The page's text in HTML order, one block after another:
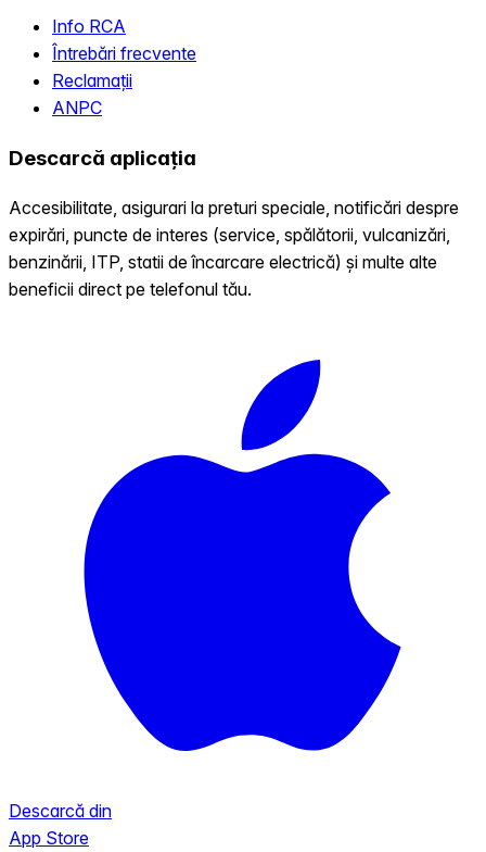
Info RCA
Întrebări frecvente
Reclamații
ANPC
Descarcă aplicația
Accesibilitate, asigurari la preturi speciale, notificări despre
expirări, puncte de interes (service, spălătorii, vulcanizări,
benzinării, ITP, statii de încarcare electrică) și multe alte
beneficii direct pe telefonul tău.
Descarcă din
App Store